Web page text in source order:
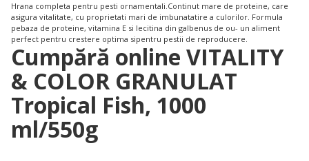
Hrana completa pentru pesti ornamentali.Continut mare de proteine, care
asigura vitalitate, cu proprietati mari de imbunatatire a culorilor. Formula
pebaza de proteine, vitamina E si lecitina din galbenus de ou- un aliment
perfect pentru crestere optima sipentru pestii de reproducere.
Cumpără online VITALITY
& COLOR GRANULAT
Tropical Fish, 1000
ml/550g